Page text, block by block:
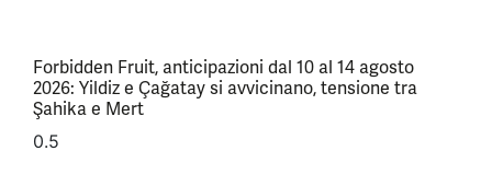
Forbidden Fruit, anticipazioni dal 10 al 14 agosto
2026: Yildiz e Çağatay si avvicinano, tensione tra
Şahika e Mert